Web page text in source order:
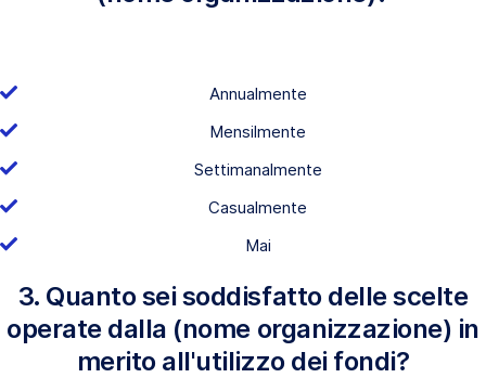
Annualmente
Mensilmente
Settimanalmente
Casualmente
Mai
3. Quanto sei soddisfatto delle scelte
operate dalla (nome organizzazione) in
merito all'utilizzo dei fondi?